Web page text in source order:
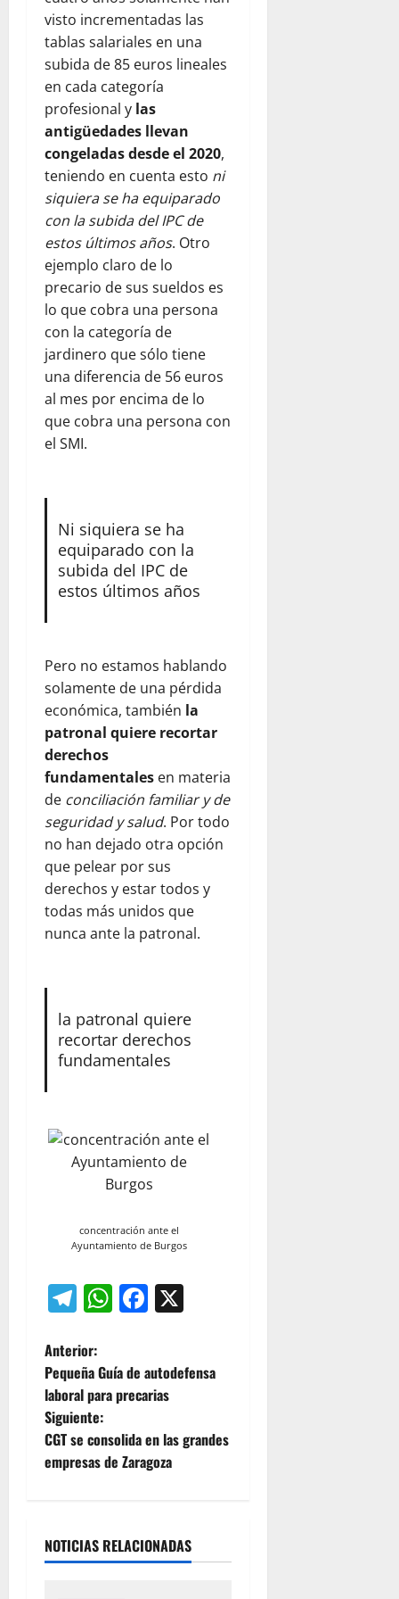
visto incrementadas las
tablas salariales en una
subida de 85 euros lineales
en cada categoría
profesional y las
antigüedades llevan
congeladas desde el 2020,
teniendo en cuenta esto ni
siquiera se ha equiparado
con la subida del IPC de
estos últimos años. Otro
ejemplo claro de lo
precario de sus sueldos es
lo que cobra una persona
con la categoría de
jardinero que sólo tiene
una diferencia de 56 euros
al mes por encima de lo
que cobra una persona con
el SMI.
Ni siquiera se ha
equiparado con la
subida del IPC de
estos últimos años
Pero no estamos hablando
solamente de una pérdida
económica, también la
patronal quiere recortar
derechos
fundamentales en materia
de conciliación familiar y de
seguridad y salud. Por todo
no han dejado otra opción
que pelear por sus
derechos y estar todos y
todas más unidos que
nunca ante la patronal.
la patronal quiere
recortar derechos
fundamentales
concentración ante el
Ayuntamiento de Burgos
Telegram
WhatsApp
Facebook
N
a
v
e
a
Anterior:
Pequeña Guía de autodefensa
laboral para precarias
Siguiente:
CGT se consolida en las grandes
empresas de Zaragoza
NOTICIAS RELACIONADAS